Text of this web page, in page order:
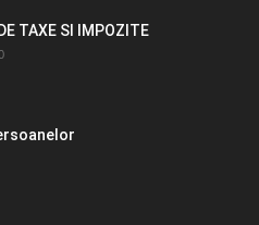
TAXE SI IMPOZITE